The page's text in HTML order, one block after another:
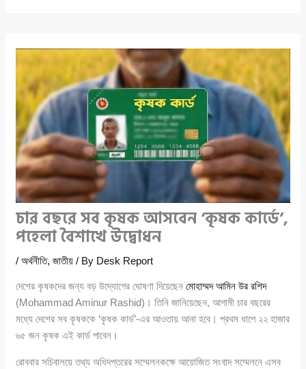
চার বছরে সব কৃষক আসবেন ‘কৃষক কার্ডে’,
পহেলা বৈশাখে উদ্বোধন
/অর্থনীতি,জাতীয় / By Desk Report
দেশের কৃষকদের জন্য বড় উদ্যোগের ঘোষণা দিয়েছেনমোহাম্মদ আমিন উর রশিদ
(Mohammad Aminur Rashid)। তিনি জানিয়েছেন, আগামী চার বছরের
মধ্যে দেশের সব কৃষককে ‘কৃষক কার্ড’-এর আওতায় আনা হবে। প্রথম ধাপে ২২ হাজার
৬৫ জন কৃষক এই কার্ড পাবেন।
রোববার সচিবালয়ে তথ্য অধিদপ্তরের সম্মেলনকক্ষে আয়োজিত সংবাদ সম্মেলনে এসব